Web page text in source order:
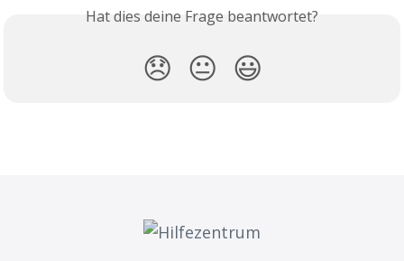
Hat dies deine Frage beantwortet?
😞 😐 😃